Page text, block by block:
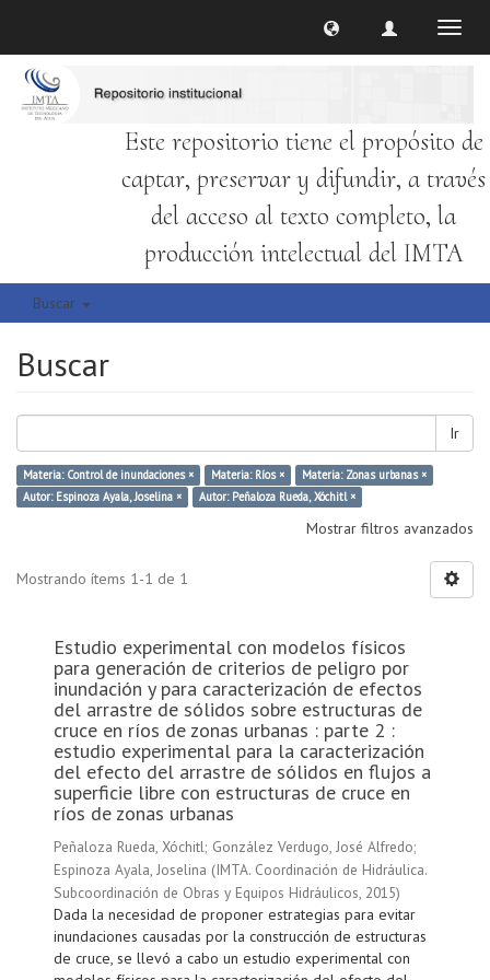
Este repositorio tiene el propósito de
captar, preservar y difundir, a través
del acceso al texto completo, la
producción intelectual del IMTA
Buscar
Buscar
Ir
Materia: Control de inundaciones × Materia: Ríos ×
Materia: Zonas urbanas ×
Autor: Espinoza Ayala, Joselina ×
Autor: Peñaloza Rueda, Xóchitl ×
Mostrar filtros avanzados
Mostrando ítems 1-1 de 1
Estudio experimental con modelos físicos
para generación de criterios de peligro por
inundación y para caracterización de efectos
del arrastre de sólidos sobre estructuras de
cruce en ríos de zonas urbanas : parte 2 :
estudio experimental para la caracterización
del efecto del arrastre de sólidos en flujos a
superficie libre con estructuras de cruce en
ríos de zonas urbanas
Peñaloza Rueda, Xóchitl; González Verdugo, José Alfredo;
Espinoza Ayala, Joselina (IMTA. Coordinación de Hidráulica.
Subcoordinación de Obras y Equipos Hidráulicos, 2015)
Dada la necesidad de proponer estrategias para evitar
inundaciones causadas por la construcción de estructuras
de cruce, se llevó a cabo un estudio experimental con